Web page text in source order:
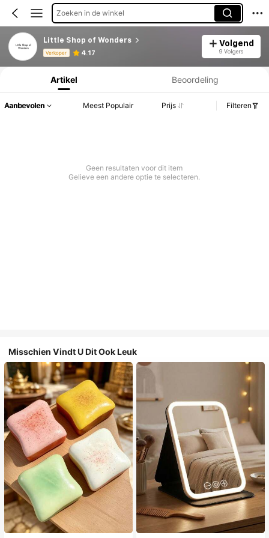
Zoeken in de winkel
Little Shop of Wonders
Verkoper 4.17
Volgend
9 Volgers
Productinformatie: Prijsopenbaring, Verkoop- en Voorraadgegevens.
Artikel Beoordeling
Aanbevolen Meest Populair Prijs Filteren
Geen resultaten voor dit item
Gelieve een andere optie te selecteren.
Misschien Vindt U Dit Ook Leuk